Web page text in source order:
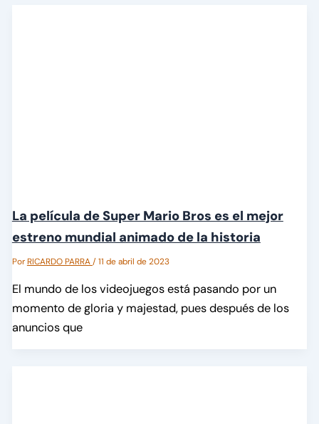
La película de Super Mario Bros es el mejor
estreno mundial animado de la historia
PorRICARDO PARRA/11 de abril de 2023
El mundo de los videojuegos está pasando por un
momento de gloria y majestad, pues después de los
anuncios que